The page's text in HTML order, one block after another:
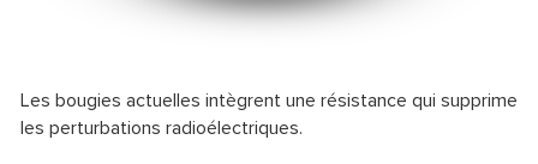
Les bougies actuelles intègrent une résistance qui supprime
les perturbations radioélectriques.